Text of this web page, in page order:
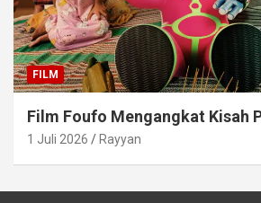
FILM
Film Foufo Mengangkat Kisah
1 Juli 2026 Rayyan